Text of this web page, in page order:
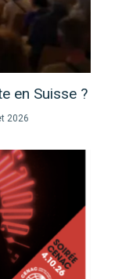
en Suisse ?
2026